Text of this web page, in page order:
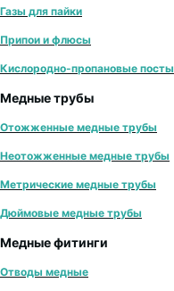
Газы для пайки
Припои и флюсы
Кислородно-пропановые посты
Медные трубы
Отожженные медные трубы
Неотожженные медные трубы
Метрические медные трубы
Дюймовые медные трубы
Медные фитинги
Отводы медные